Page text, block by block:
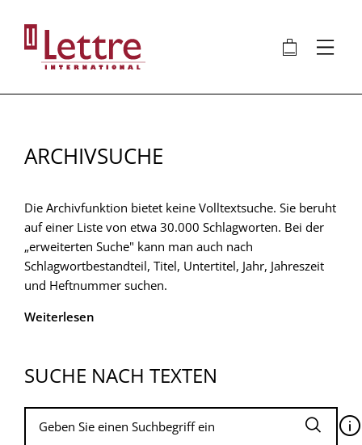
Inhalt
🛍 ⋮
ARCHIVSUCHE
Die Archivfunktion bietet keine Volltextsuche. Sie beruht
auf einer Liste von etwa 30.000 Schlagworten. Bei der
„erweiterten Suche" kann man auch nach
Schlagwortbestandteil, Titel, Untertitel, Jahr, Jahreszeit
und Heftnummer suchen.
Weiterlesen
SUCHE NACH TEXTEN
🛈